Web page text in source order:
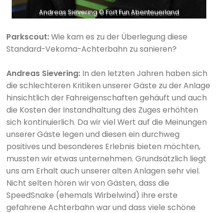
Andreas Sievering © Fort Fun Abenteuerland
Parkscout:Wie kam es zu der Überlegung diese
Standard-Vekoma-Achterbahn zu sanieren?
Andreas Sievering: In den letzten Jahren haben sich
die schlechteren Kritiken unserer Gäste zu der Anlage
hinsichtlich der Fahreigenschaften gehäuft und auch
die Kosten der Instandhaltung des Zuges erhöhten
sich kontinuierlich. Da wir viel Wert auf die Meinungen
unserer Gäste legen und diesen ein durchweg
positives und besonderes Erlebnis bieten möchten,
mussten wir etwas unternehmen. Grundsätzlich liegt
uns am Erhalt auch unserer alten Anlagen sehr viel.
Nicht selten hören wir von Gästen, dass die
SpeedSnake (ehemals Wirbelwind) ihre erste
gefahrene Achterbahn war und dass viele schöne